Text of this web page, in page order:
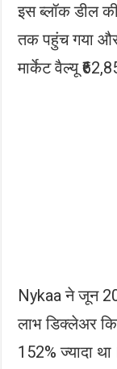
इस ब्लॉक डील
तक पहुंच गया
मार्केट वैल्यू
Nykaa ने जून
लाभ डिक्लेअर
152% ज्यादा